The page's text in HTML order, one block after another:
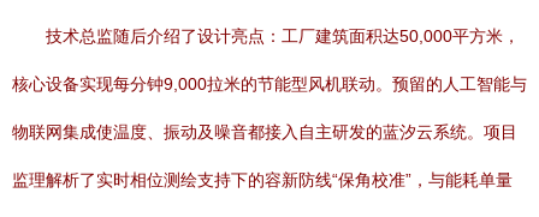
技术总监随后介绍了设计亮点：工厂建筑面积达50,000平方米，
核心设备实现每分钟9,000拉米的节能型风机联动。预留的人工智能与
物联网集成使温度、振动及噪音都接入自主研发的蓝汐云系统。项目
监理解析了实时相位测绘支持下的容新防线“保角校准”，与能耗单量